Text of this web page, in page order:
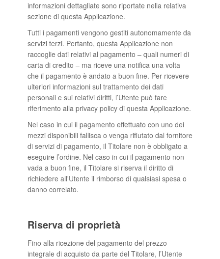
informazioni dettagliate sono riportate nella relativa
sezione di questa Applicazione.
Tutti i pagamenti vengono gestiti autonomamente da
servizi terzi. Pertanto, questa Applicazione non
raccoglie dati relativi al pagamento – quali numeri di
carta di credito – ma riceve una notifica una volta
che il pagamento è andato a buon fine. Per ricevere
ulteriori informazioni sul trattamento dei dati
personali e sui relativi diritti, l’Utente può fare
riferimento alla privacy policy di questa Applicazione.
Nel caso in cui il pagamento effettuato con uno dei
mezzi disponibili fallisca o venga rifiutato dal fornitore
di servizi di pagamento, il Titolare non è obbligato a
eseguire l’ordine. Nel caso in cui il pagamento non
vada a buon fine, il Titolare si riserva il diritto di
richiedere all'Utente il rimborso di qualsiasi spesa o
danno correlato.
Riserva di proprietà
Fino alla ricezione del pagamento del prezzo
integrale di acquisto da parte del Titolare, l’Utente